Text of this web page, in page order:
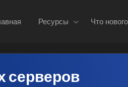
Ресурсы Что нового
серверов